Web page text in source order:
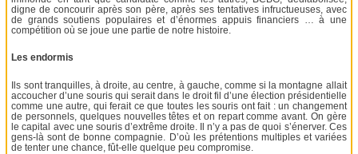
digne de concourir après son père, après ses tentatives infructueuses, avec
de grands soutiens populaires et d’énormes appuis financiers … à une
compétition où se joue une partie de notre histoire.
Les endormis
Ils sont tranquilles, à droite, au centre, à gauche, comme si la montagne allait
accoucher d’une souris qui serait dans le droit fil d’une élection présidentielle
comme une autre, qui ferait ce que toutes les souris ont fait : un changement
de personnels, quelques nouvelles têtes et on repart comme avant. On gère
le capital avec une souris d’extrême droite. Il n’y a pas de quoi s’énerver. Ces
gens-là sont de bonne compagnie. D’où les prétentions multiples et variées
de tenter une chance, fût-elle quelque peu compromise.